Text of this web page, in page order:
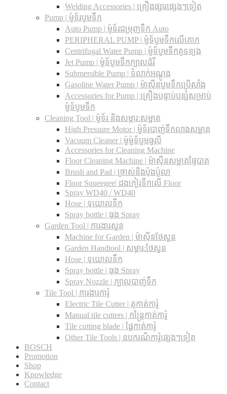
Welding Accessories | គ្រឿងផ្សារផ្សេងៗទៀត
Pump | ម៉ូទ័របូមទឹក
Auto Pump | ម៉ូទ័រជម្រុញទឹក Auto
PERIPHERAL PUMP | ម៉ូទ័បូមទឹកលើគោក
Centrifugal Water Pump | ម៉ូទ័បូមទឹកគូទខ្យង
Jet Pump | ម៉ូទ័បូមទឹកក្បាលដំរី
Submersible Pump | ទំលាក់អណ្តូង
Gasoline Water Pump | ម៉ាស៊ីនបូមទឹកប្រើសាំង
Accessories for Pump | គ្រឿងបន្ទាប់បន្សំសម្រាប់
ម៉ូទ័បូមទឹក
Cleaning Tool | ម៉ូទ័រ និងសម្ភារ:សម្អាត
High Pressure Motor | ម៉ូទ័របាញ់ទឹកលាងសម្អាត
Vacuum Cleaner | ម៉ូម៉ូទ័បូមធូលី
Accessories for Cleaning Machine
Floor Cleaning Machine | ម៉ាស៊ីនសម្អាតផ្ទៃបាត
Brush and Pad | ច្រាស់និងប៉ុងប៉ូលា
Floor Squeegee| ដងកៀរទឺកលើ Floor
Spray WD40 / WD40
Hose | ទុយោលទឹក
Spray bottle | ធុង Spray
Garden Tool | ការងារសួន
Machine for Garden | ម៉ាស៊ីនថែសួន
Garden Handtool | សម្ភារ:ថែសួន
Hose | ទុយោលទឹក
Spray bottle | ធុង Spray
Spray Nozzle | ក្បាលបាញ់ទឹក
Tile Tool | ការងារការ៉ូ
Electric Tile Cutter | តុកាត់ការ៉ូ
Manual tile cutters | កន្ត្រៃកាត់ការ៉ូ
Tile cutting blade | ផ្លែកាត់ការ៉ូ
Other Tile Tools | ឧបករណ៏ការ៉ូផ្សេងៗទៀត
BOSCH
Promotion
Shop
Knowledge
Contact